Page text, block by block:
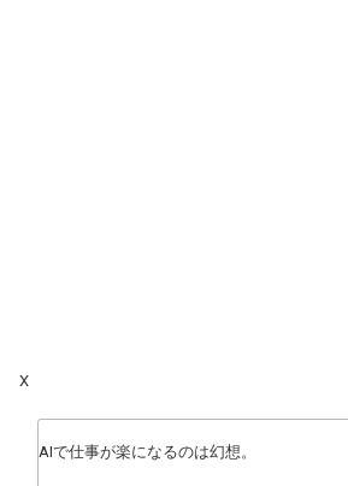
X
AIで仕事が楽になるのは幻想。